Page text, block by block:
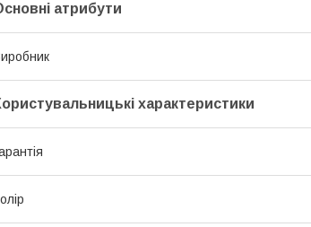
атрибути
характеристики